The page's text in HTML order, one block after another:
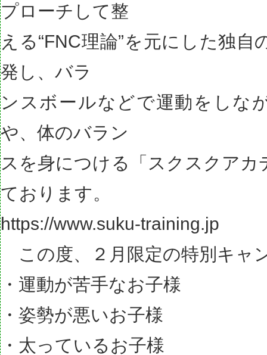
プローチして整
える“FNC理論”を元にした独自
発し、バラ
ンスボールなどで運動をしな
や、体のバラン
スを身につける「スクスクアカ
ております。
https://www.suku-training.jp
この度、２月限定の特別キャ
・運動が苦手なお子様
・姿勢が悪いお子様
・太っているお子様